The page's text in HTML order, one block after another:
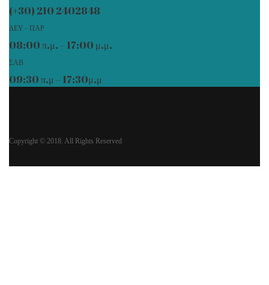
(+30) 210 2402848
ΔΕΥ – ΠΑΡ
08:00 π.μ. – 17:00 μ.μ.
ΣΑΒ
09:30 π.μ – 17:30μ.μ
Copyright © 2018. All Rights Reserved